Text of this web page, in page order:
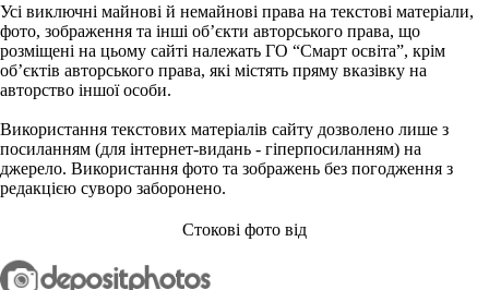
Усі виключні майнові й немайнові права на текстові матеріали,
фото, зображення та інші об’єкти авторського права, що
розміщені на цьому сайті належать ГО “Смарт освіта”, крім
об’єктів авторського права, які містять пряму вказівку на
авторство іншої особи.
Використання текстових матеріалів сайту дозволено лише з
посиланням (для інтернет-видань - гіперпосиланням) на
джерело. Використання фото та зображень без погодження з
редакцією суворо заборонено.
Стокові фото від